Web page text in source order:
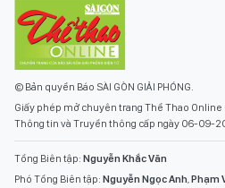
© Bản quyền Báo SÀI GÒN GIẢI PHÓNG.
Giấy phép mở chuyên trang Thể Thao Online
Thông tin và Truyền thông cấp ngày 06-09-
Tổng Biên tập: Nguyễn Khắc Văn
Phó Tổng Biên tập: Nguyễn Ngọc Anh,Phạm